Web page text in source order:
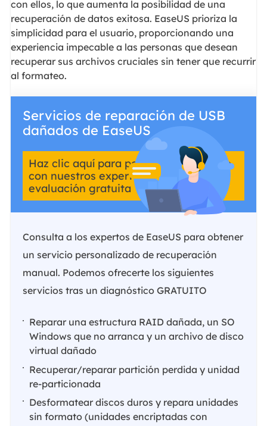
con ellos, lo que aumenta la posibilidad de una
recuperación de datos exitosa. EaseUS prioriza la
simplicidad para el usuario, proporcionando una
experiencia impecable a las personas que desean
recuperar sus archivos cruciales sin tener que recurrir
al formateo.
Servicios de reparación de USB
dañados de EaseUS
Haz clic aquí para ponerte en contacto
con nuestros expertos y obtener una
evaluación gratuita
Consulta a los expertos de EaseUS para obtener
un servicio personalizado de recuperación
manual. Podemos ofrecerte los siguientes
servicios tras un diagnóstico GRATUITO
Reparar una estructura RAID dañada, un SO
Windows que no arranca y un archivo de disco
virtual dañado
Recuperar/reparar partición perdida y unidad
re-particionada
Desformatear discos duros y repara unidades
sin formato (unidades encriptadas con